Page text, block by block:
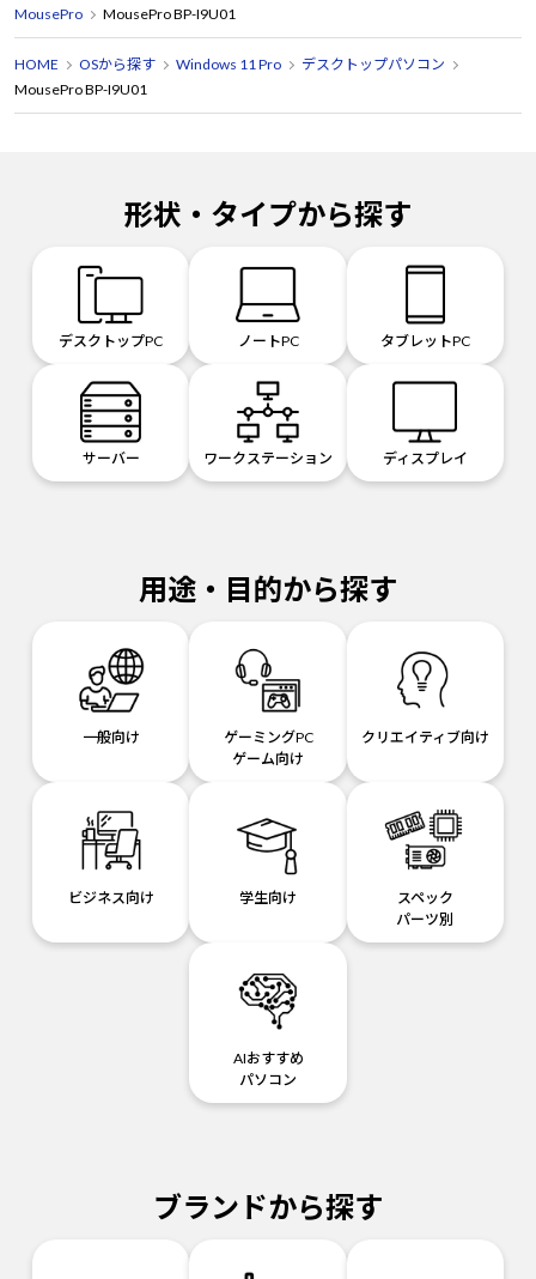
MousePro
MousePro BP-I9U01
HOME OSから探す Windows 11 Pro
デスクトップパソコン
MousePro BP-I9U01
形状・タイプから探す
デスクトップPC ノートPC タブレットPC
サーバー ワークステーション ディスプレイ
用途・目的から探す
一般向け
ゲーミングPC
ゲーム向け
クリエイティブ向け
ビジネス向け 学生向け
スペック
パーツ別
AIおすすめ
パソコン
ブランドから探す